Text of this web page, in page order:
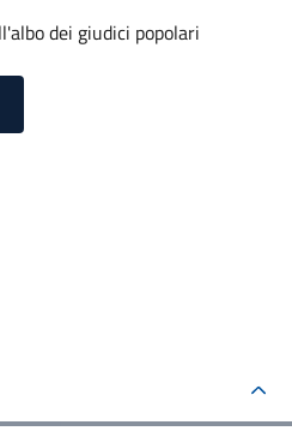
dei giudici popolari